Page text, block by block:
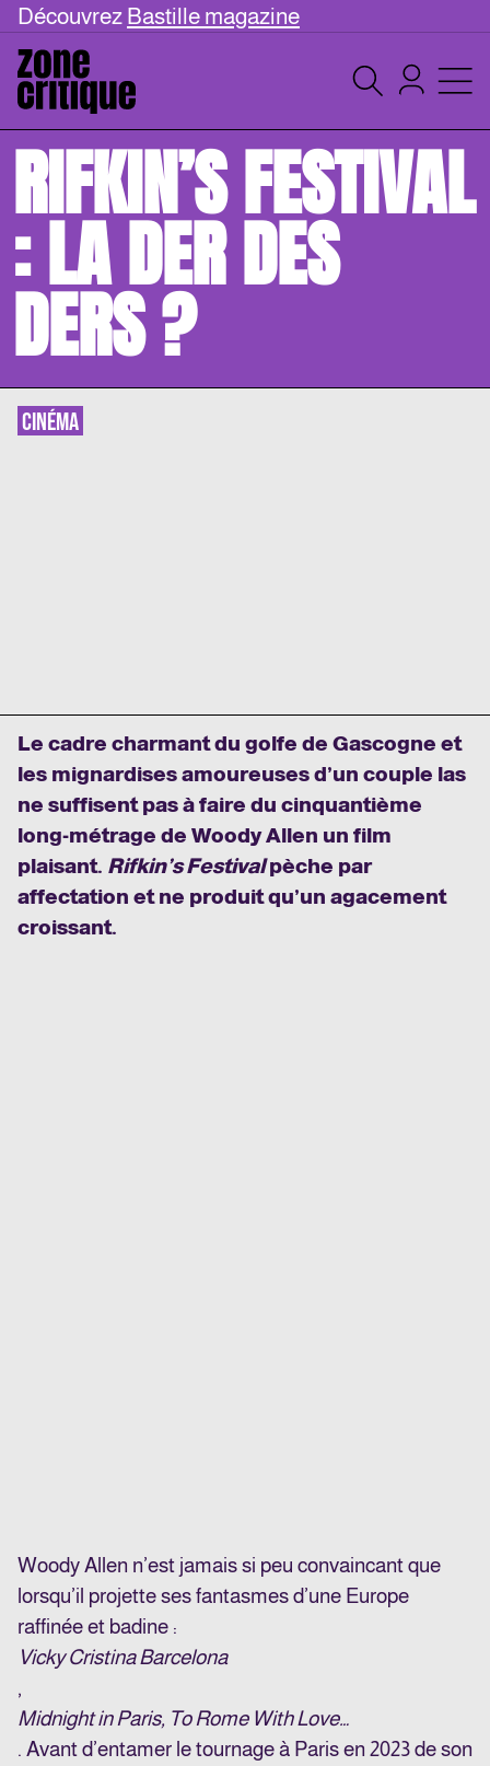
Découvrez Bastille magazine
RIFKIN’S FESTIVAL
: LA DER DES
DERS ?
CINÉMA
Le cadre charmant du golfe de Gascogne et
les mignardises amoureuses d’un couple las
ne suffisent pas à faire du cinquantième
long-métrage de Woody Allen un film
plaisant. Rifkin’s Festivalpèche par
affectation et ne produit qu’un agacement
croissant.
Woody Allen n’est jamais si peu convaincant que
lorsqu’il projette ses fantasmes d’une Europe
raffinée et badine :
Vicky Cristina Barcelona
,
Midnight in Paris, To Rome With Love…
. Avant d’entamer le tournage à Paris en 2023 de son